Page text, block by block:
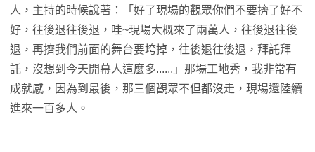
人，主持的時候說著：「好了現場的觀眾你們不要擠了好不
好，往後退往後退，哇~現場大概來了兩萬人，往後退往後
退，再擠我們前面的舞台要垮掉，往後退往後退，拜託拜
託，沒想到今天開幕人這麼多......」那場工地秀，我非常有
成就感，因為到最後，那三個觀眾不但都沒走，現場還陸續
進來一百多人。